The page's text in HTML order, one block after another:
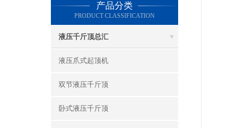
产品分类
PRODUCT CLASSIFICATION
液压千斤顶总汇
液压爪式起顶机
双节液压千斤顶
卧式液压千斤顶